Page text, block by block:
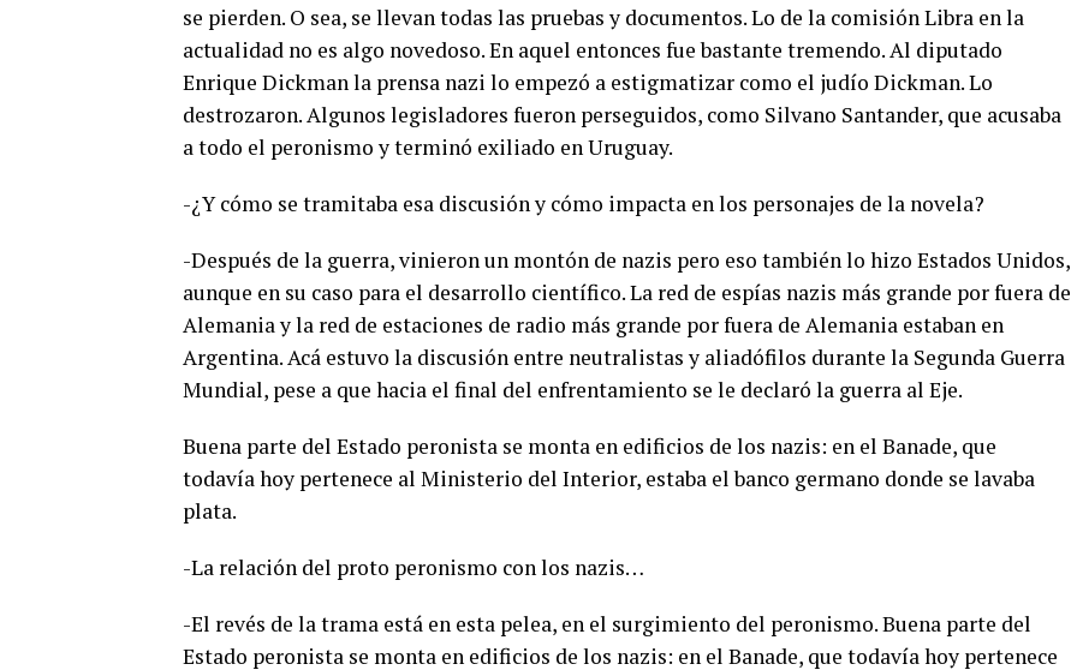
se pierden. O sea, se llevan todas las pruebas y documentos. Lo de la comisión Libra en la
actualidad no es algo novedoso. En aquel entonces fue bastante tremendo. Al diputado
Enrique Dickman la prensa nazi lo empezó a estigmatizar como el judío Dickman. Lo
destrozaron. Algunos legisladores fueron perseguidos, como Silvano Santander, que acusaba
a todo el peronismo y terminó exiliado en Uruguay.
-¿Y cómo se tramitaba esa discusión y cómo impacta en los personajes de la novela?
-Después de la guerra, vinieron un montón de nazis pero eso también lo hizo Estados Unidos,
aunque en su caso para el desarrollo científico. La red de espías nazis más grande por fuera de
Alemania y la red de estaciones de radio más grande por fuera de Alemania estaban en
Argentina. Acá estuvo la discusión entre neutralistas y aliadófilos durante la Segunda Guerra
Mundial, pese a que hacia el final del enfrentamiento se le declaró la guerra al Eje.
Buena parte del Estado peronista se monta en edificios de los nazis: en el Banade, que
todavía hoy pertenece al Ministerio del Interior, estaba el banco germano donde se lavaba
plata.
-La relación del proto peronismo con los nazis…
-El revés de la trama está en esta pelea, en el surgimiento del peronismo. Buena parte del
Estado peronista se monta en edificios de los nazis: en el Banade, que todavía hoy pertenece